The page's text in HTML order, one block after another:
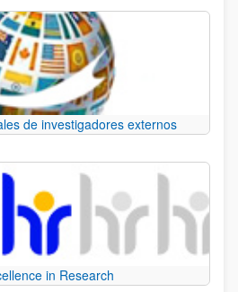
de investigadores externos
in Research